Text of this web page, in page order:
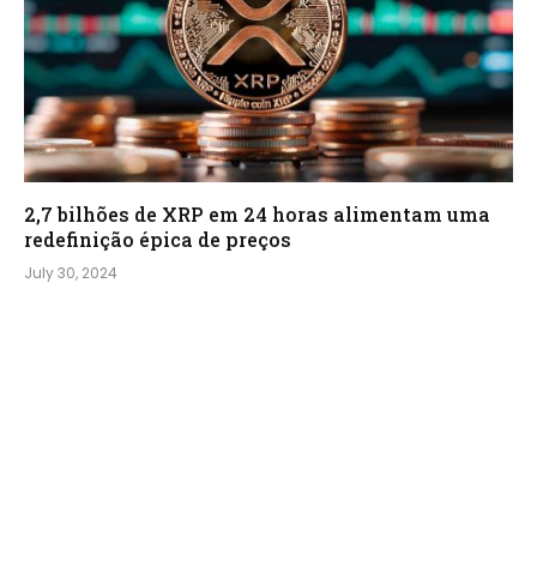
2,7 bilhões de XRP em 24 horas alimentam uma
redefinição épica de preços
July 30, 2024